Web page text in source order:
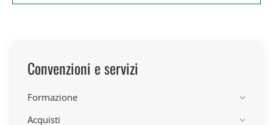
Convenzioni e servizi
Formazione
Acquisti